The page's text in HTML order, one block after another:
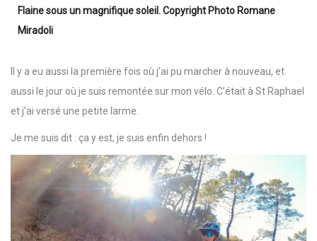
Flaine sous un magnifique soleil.Copyright Photo Romane
Miradoli
Il y a eu aussi la première fois où j’ai pu marcher à nouveau, et
aussi le jour où je suis remontée sur mon vélo. C’était à St Raphael
et j’ai versé une petite larme.
Je me suis dit : ça y est, je suis enfin dehors !